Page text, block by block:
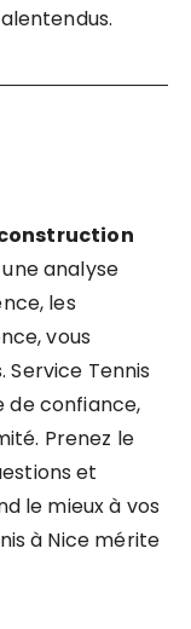
analyse
les
vous
Service Tennis
de confiance,
Prenez le
et
le mieux à vos
à Nice mérite